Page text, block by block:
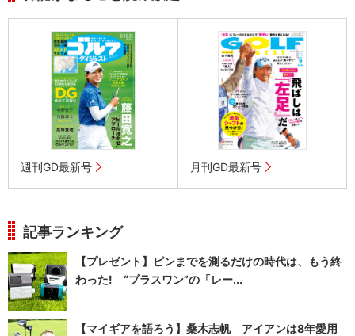
週刊GD最新号 月刊GD最新号
記事ランキング
【プレゼント】ピンまでを測るだけの時代は、もう終
わった! “プラスワン”の「レー...
【マイギアを語ろう】桑木志帆 アイアンは8年愛用